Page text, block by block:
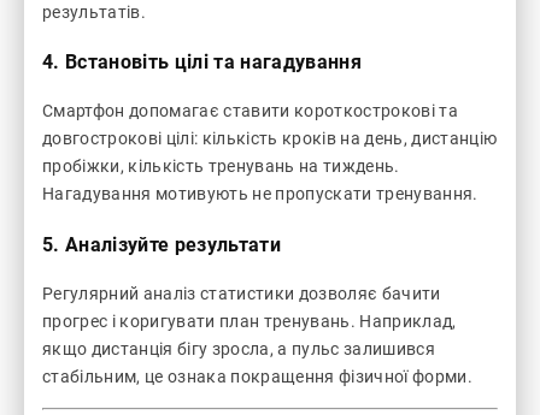
результатів.
4. Встановіть цілі та нагадування
Смартфон допомагає ставити короткострокові та
довгострокові цілі: кількість кроків на день, дистанцію
пробіжки, кількість тренувань на тиждень.
Нагадування мотивують не пропускати тренування.
5. Аналізуйте результати
Регулярний аналіз статистики дозволяє бачити
прогрес і коригувати план тренувань. Наприклад,
якщо дистанція бігу зросла, а пульс залишився
стабільним, це ознака покращення фізичної форми.